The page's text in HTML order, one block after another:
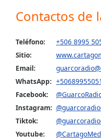
Picture
Fullscreen
modal
Beginning
dialog
window.
Contactos de
Teléfono:
+506 8995
Sitio:
Email:
WhatsApp: +50689955051
Facebook:
Instagram:
Tiktok:
Youtube: